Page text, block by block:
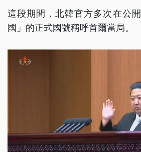
這段期間，北韓官方多次在公
國」的正式國號稱呼首爾當局。